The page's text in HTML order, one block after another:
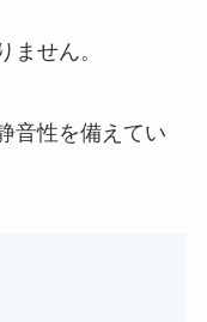
ません。
音性を備えてい